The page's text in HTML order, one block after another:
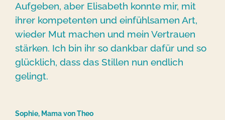
Aufgeben, aber Elisabeth konnte mir, mit
ihrer kompetenten und einfühlsamen Art,
wieder Mut machen und mein Vertrauen
stärken. Ich bin ihr so dankbar dafür und so
glücklich, dass das Stillen nun endlich
gelingt.
Sophie, Mama von Theo